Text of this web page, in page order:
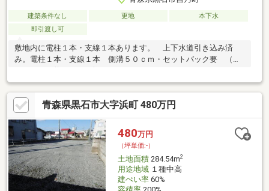
建築条件なし 更地
本下水
即引渡し可
敷地内に電柱１本・支線１本あります。 上下水道引き込み済
み。電柱１本・支線１本 側溝５０ｃｍ・セットバック要 （約
青森県黒石市大字浜町 480万円
480万円
（坪単価:-）
土地面積284.54m2
用途地域１種中高
建ぺい率60%